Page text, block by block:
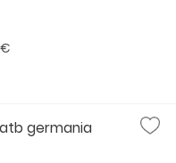
germania